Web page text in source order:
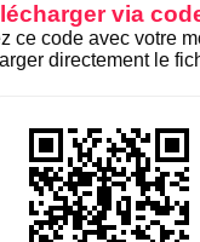
via
ce code avec votre
directement le